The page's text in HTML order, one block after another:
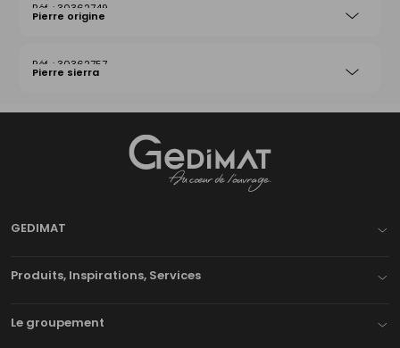
30362749
Pierre origine
30362757
Pierre sierra
GEDIMAT
Produits, Inspirations, Services
Le groupement